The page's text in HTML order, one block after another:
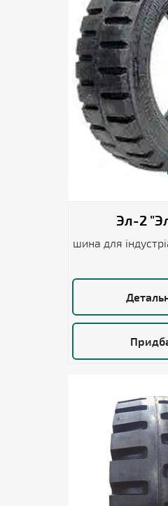
Эл-2
шина для